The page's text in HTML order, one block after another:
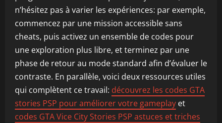
n’hésitez pas à varier les expériences: par exemple,
commencez par une mission accessible sans
cheats, puis activez un ensemble de codes pour
une exploration plus libre, et terminez par une
phase de retour au mode standard afin d’évaluer le
contraste. En parallèle, voici deux ressources utiles
qui complètent ce travail: découvrez les codes GTA
stories PSP pour améliorer votre gameplay et
codes GTA Vice City Stories PSP astuces et triches